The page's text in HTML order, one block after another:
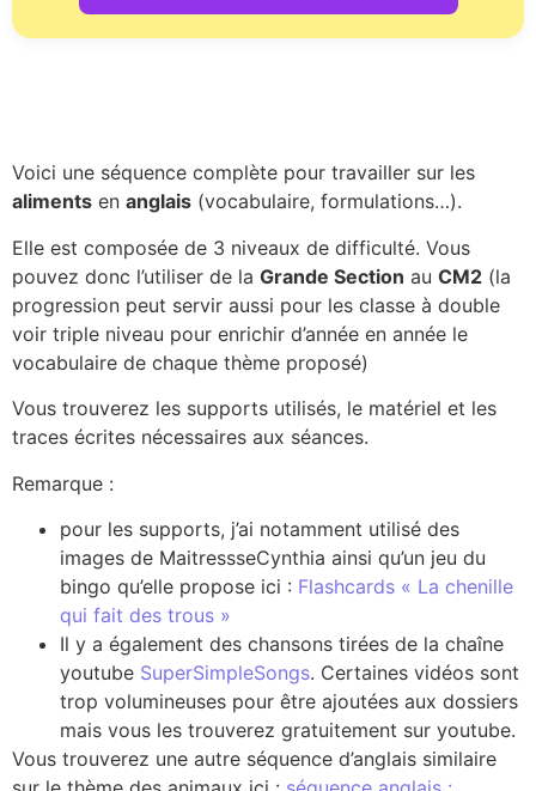
Voici une séquence complète pour travailler sur les
aliments en anglais (vocabulaire, formulations…).
Elle est composée de 3 niveaux de difficulté. Vous
pouvez donc l’utiliser de la Grande Section au CM2 (la
progression peut servir aussi pour les classe à double
voir triple niveau pour enrichir d’année en année le
vocabulaire de chaque thème proposé)
Vous trouverez les supports utilisés, le matériel et les
traces écrites nécessaires aux séances.
Remarque :
pour les supports, j’ai notamment utilisé des
images de MaitressseCynthia ainsi qu’un jeu du
bingo qu’elle propose ici : Flashcards « La chenille
qui fait des trous »
Il y a également des chansons tirées de la chaîne
youtube SuperSimpleSongs. Certaines vidéos sont
trop volumineuses pour être ajoutées aux dossiers
mais vous les trouverez gratuitement sur youtube.
Vous trouverez une autre séquence d’anglais similaire